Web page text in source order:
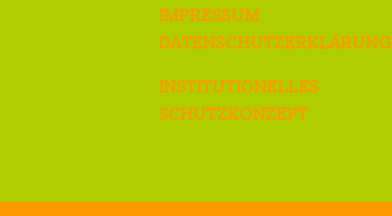
IMPRESSUM
DATENSCHUTZERKLÄRUNG
INSTITUTIONELLES
SCHUTZKONZEPT